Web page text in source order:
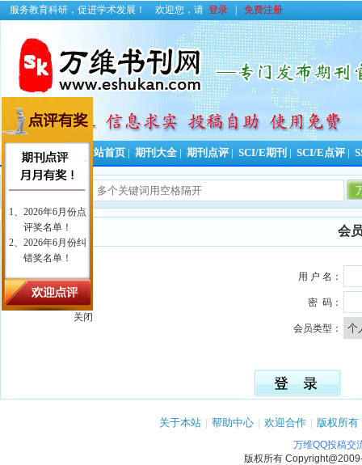
服务教育科研，促进学术发展！ 欢迎您，请 登录 免费注册
投稿好助手！ 网站首页 期刊大全 期刊点评 SCI/E期刊 SCI/E点评
关闭
会
用 户 名：
密 码：
会员类型：
关于本站 | 帮助中心 | 欢迎合作 | 版权所有
万维QQ投稿交
版权所有